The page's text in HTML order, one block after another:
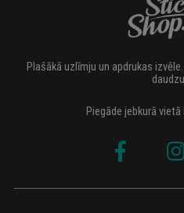
Plašākā uzlīmju un apdrukas
Piegāde jebkurā